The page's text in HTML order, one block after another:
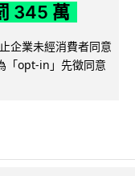
345 萬
企業未經消費者同意
「opt-in」先徵同意